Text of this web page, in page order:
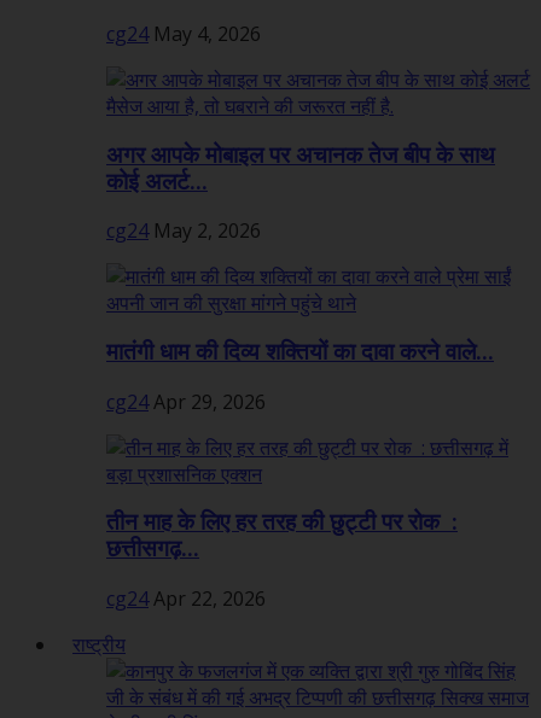
cg24 May 4, 2026
अगर आपके मोबाइल पर अचानक तेज बीप के साथ
कोई अलर्ट...
cg24 May 2, 2026
मातंगी धाम की दिव्य शक्तियों का दावा करने वाले...
cg24Apr 29, 2026
तीन माह के लिए हर तरह की छुट्टी पर रोक :
छत्तीसगढ़...
cg24Apr 22, 2026
राष्ट्रीय